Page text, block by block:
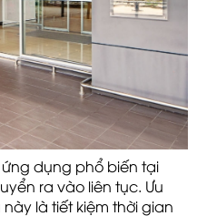
dụng phổ biến tại
ra vào liên tục. Ưu
là tiết kiệm thời gian